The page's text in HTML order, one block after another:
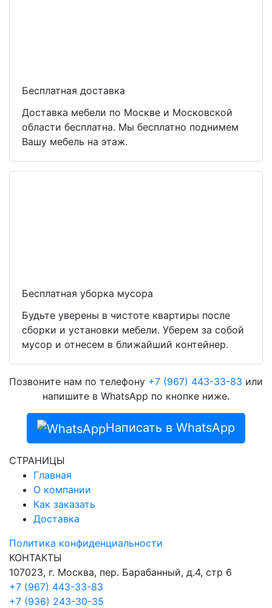
Бесплатная доставка
Доставка мебели по Москве и Московской
области бесплатна. Мы бесплатно поднимем
Вашу мебель на этаж.
Бесплатная уборка мусора
Будьте уверены в чистоте квартиры после
сборки и установки мебели. Уберем за собой
мусор и отнесем в ближайший контейнер.
Позвоните нам по телефону +7 (967) 443-33-83 или
напишите в WhatsApp по кнопке ниже.
Написать в WhatsApp
СТРАНИЦЫ
Главная
О компании
Как заказать
Доставка
Политика конфиденциальности
КОНТАКТЫ
107023, г. Москва, пер. Барабанный, д.4, стр 6
+7 (967) 443-33-83
+7 (936) 243-30-35